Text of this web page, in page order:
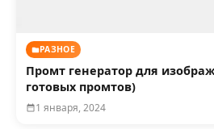
РАЗНОЕ
Промт генератор для
готовых промтов)
1 января, 2024